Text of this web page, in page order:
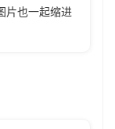
片也一起缩进